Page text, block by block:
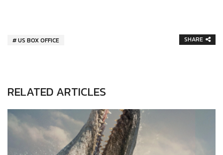
US BOX OFFICE SHARE
RELATED ARTICLES